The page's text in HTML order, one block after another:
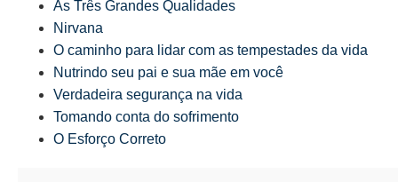
As Três Grandes Qualidades
Nirvana
O caminho para lidar com as tempestades da vida
Nutrindo seu pai e sua mãe em você
Verdadeira segurança na vida
Tomando conta do sofrimento
O Esforço Correto